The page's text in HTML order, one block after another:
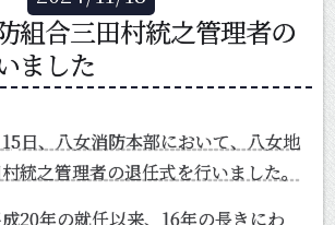
組合三田村統之管理者の
ました
日、八女消防本部において、八女地
統之管理者の退任式を行いました。
20年の就任以来、16年の長きにわ